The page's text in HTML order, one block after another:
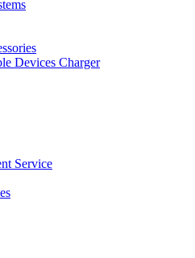
Devices Charger
Service